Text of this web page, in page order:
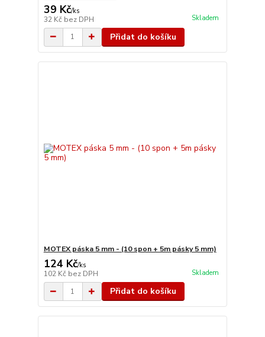
39 Kč/ks
32 Kč bez DPH Skladem
Přidat do košíku
MOTEX páska 5 mm - (10 spon + 5m pásky 5 mm)
124 Kč/ks
102 Kč bez DPH Skladem
Přidat do košíku